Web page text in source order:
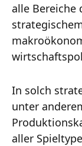
alle Bereiche
In solch
unter
aller